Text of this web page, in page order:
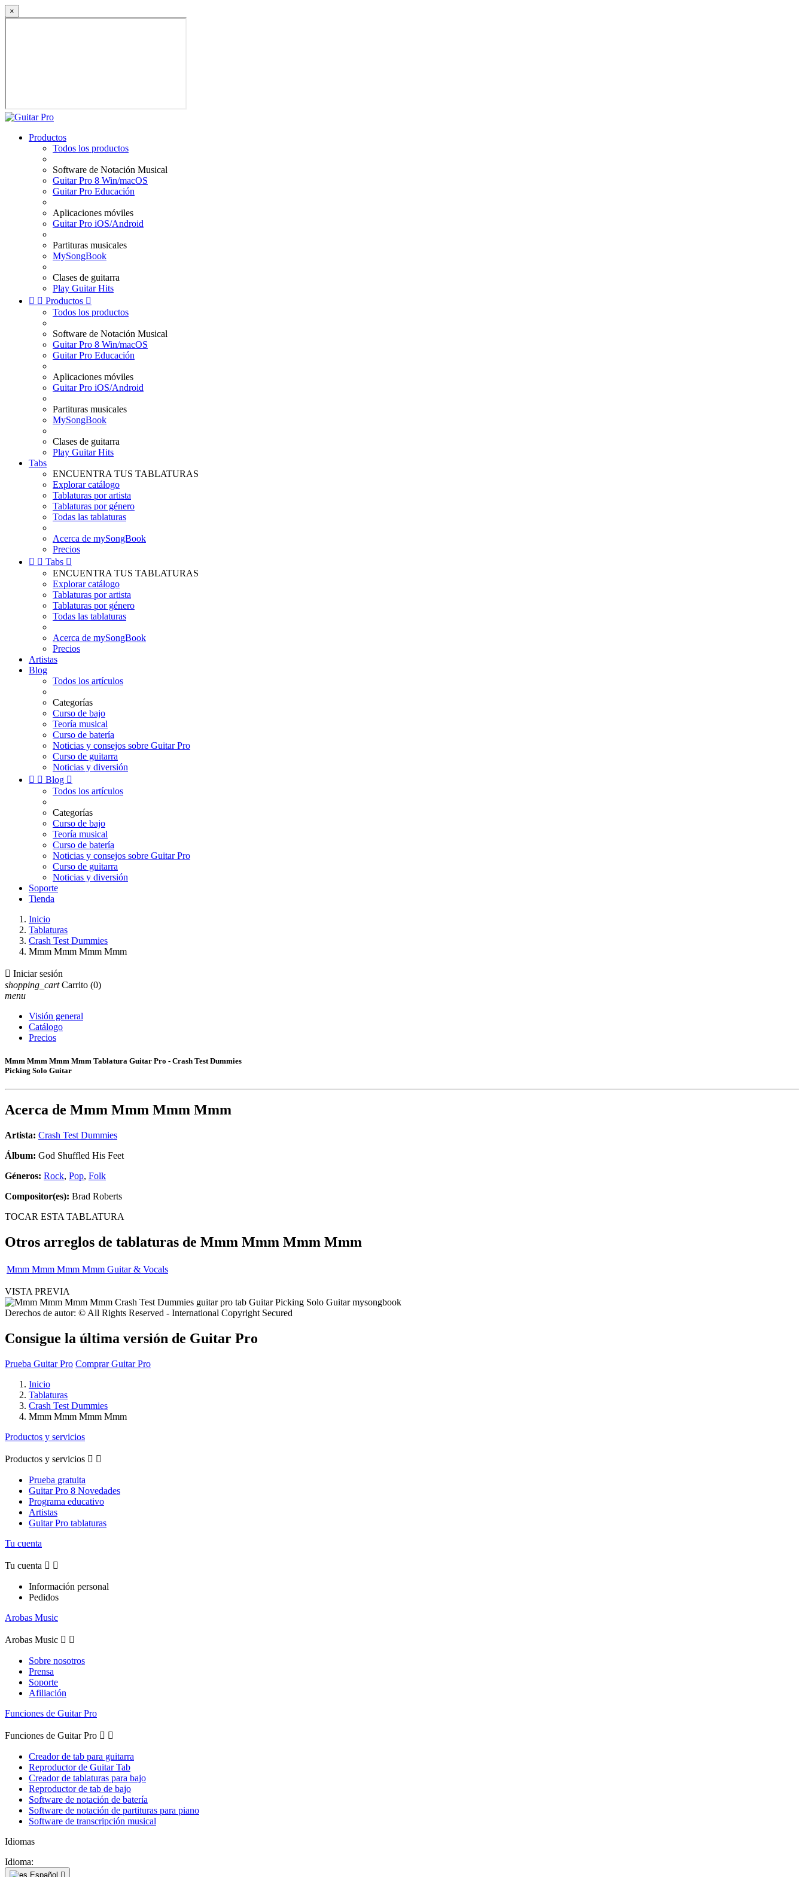
×
Productos
Todos los productos
Software de Notación Musical
Guitar Pro 8 Win/macOS
Guitar Pro Educación
Aplicaciones móviles
Guitar Pro iOS/Android
Partituras musicales
MySongBook
Clases de guitarra
Play Guitar Hits
  Productos 
Todos los productos
Software de Notación Musical
Guitar Pro 8 Win/macOS
Guitar Pro Educación
Aplicaciones móviles
Guitar Pro iOS/Android
Partituras musicales
MySongBook
Clases de guitarra
Play Guitar Hits
Tabs
ENCUENTRA TUS TABLATURAS
Explorar catálogo
Tablaturas por artista
Tablaturas por género
Todas las tablaturas
Acerca de mySongBook
Precios
  Tabs 
ENCUENTRA TUS TABLATURAS
Explorar catálogo
Tablaturas por artista
Tablaturas por género
Todas las tablaturas
Acerca de mySongBook
Precios
Artistas
Blog
Todos los artículos
Categorías
Curso de bajo
Teoría musical
Curso de batería
Noticias y consejos sobre Guitar Pro
Curso de guitarra
Noticias y diversión
  Blog 
Todos los artículos
Categorías
Curso de bajo
Teoría musical
Curso de batería
Noticias y consejos sobre Guitar Pro
Curso de guitarra
Noticias y diversión
Soporte
Tienda
Inicio
Tablaturas
Crash Test Dummies
Mmm Mmm Mmm Mmm
 Iniciar sesión
shopping_cart Carrito (0)
menu
Visión general
Catálogo
Precios
Mmm Mmm Mmm Mmm Tablatura Guitar Pro - Crash Test Dummies
Picking Solo Guitar
Acerca de Mmm Mmm Mmm Mmm
Artista: Crash Test Dummies
Álbum: God Shuffled His Feet
Géneros: Rock, Pop, Folk
Compositor(es): Brad Roberts
TOCAR ESTA TABLATURA
Otros arreglos de tablaturas de Mmm Mmm Mmm Mmm
Mmm Mmm Mmm Mmm Guitar & Vocals
VISTA PREVIA
Derechos de autor: © All Rights Reserved - International Copyright Secured
Consigue la última versión de Guitar Pro
Prueba Guitar Pro Comprar Guitar Pro
Inicio
Tablaturas
Crash Test Dummies
Mmm Mmm Mmm Mmm
Productos y servicios
Productos y servicios  
Prueba gratuita
Guitar Pro 8 Novedades
Programa educativo
Artistas
Guitar Pro tablaturas
Tu cuenta
Tu cuenta  
Información personal
Pedidos
Arobas Music
Arobas Music  
Sobre nosotros
Prensa
Soporte
Afiliación
Funciones de Guitar Pro
Funciones de Guitar Pro  
Creador de tab para guitarra
Reproductor de Guitar Tab
Creador de tablaturas para bajo
Reproductor de tab de bajo
Software de notación de batería
Software de notación de partituras para piano
Software de transcripción musical
Idiomas
Idioma:
Español 